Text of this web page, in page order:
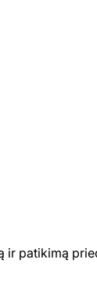
ir patikimą